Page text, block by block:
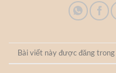
Bài viết này được đăng trong